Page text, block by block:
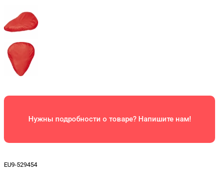
Нужны подробности о товаре? Напишите нам!
EU9-529454